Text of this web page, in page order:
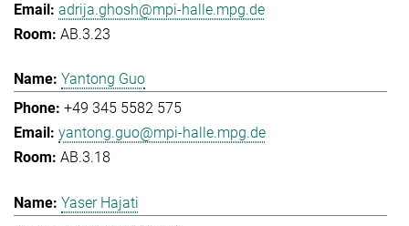
adrija.ghosh@mpi-halle.mpg.de
AB.3.23
Yantong Guo
+49 345 5582 575
yantong.guo@mpi-halle.mpg.de
AB.3.18
Yaser Hajati